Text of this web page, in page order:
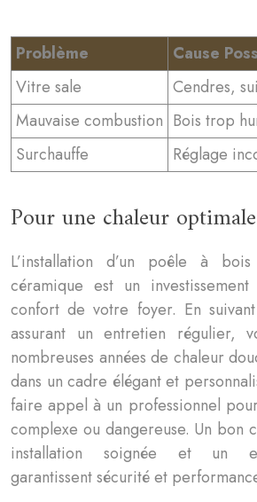
Problème
Cause
Vitre sale
Cendres,
Mauvaise combustion Bois trop
Surchauffe
Réglage
Pour une chaleur
L’installation d’un poêle à
céramique est un
confort de votre foyer. En
assurant un entretien régulier,
nombreuses années de chaleur
dans un cadre élégant et
faire appel à un professionnel
complexe ou dangereuse. Un bon
installation soignée et un
garantissent sécurité et